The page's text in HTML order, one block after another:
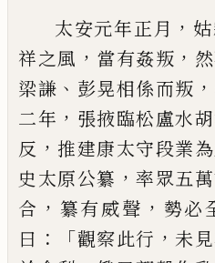
太安元年正月 ，
祥之風 ， 當有姦叛 ，
梁謙 、 彭晃相係而叛 ，
二年 ， 張掖臨松盧水
反 ， 推建康太守段業
史太原公纂 ，率眾五
合 ， 纂有威聲 ， 勢必
曰 ：「觀察此行 ， 未